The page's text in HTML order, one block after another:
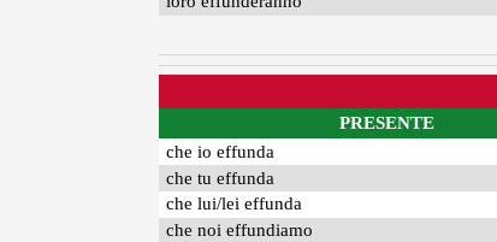
PRESENTE
che io effunda
che tu effunda
che lui/lei effunda
che noi effundiamo